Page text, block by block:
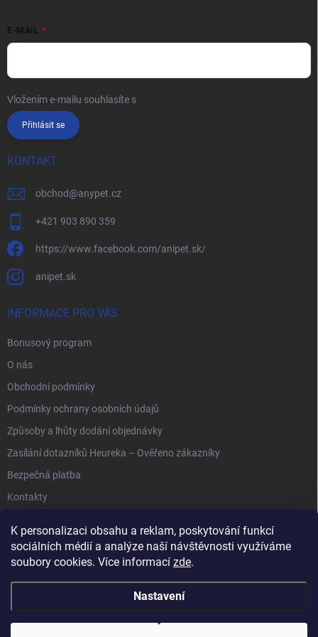
K personalizaci obsahu a reklam, poskytování funkcí
sociálních médií a analýze naší návštěvnosti využíváme
soubory cookies. Více informací zde.
Nastavení
E-MAIL
Vložením e-mailu souhlasíte s
Přihlásit se
KONTAKT
obchod@anypet.cz
+421 903 890 359
https://www.facebook.com/anipet.sk/
anipet.sk
INFORMACE PRO VÁS
Bonusový program
O nás
Obchodní podmínky
Podmínky ochrany osobních údajů
Způsoby a lhůty dodání objednávky
Zasílání dotazníků Heureka – Ověřeno zákazníky
Bezpečná platba
Kontakty
Anipet.sk
Copyright 2026Anypet.cz. Všechna práva vyhrazena.Upravit nastavení